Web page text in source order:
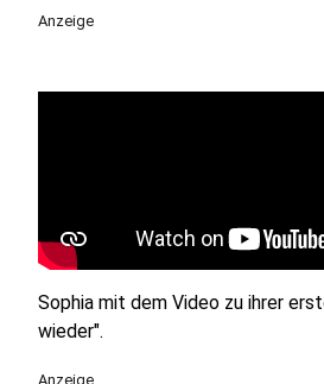
Anzeige
Sophia mit dem Video zu ihrer
wieder".
Anzeige